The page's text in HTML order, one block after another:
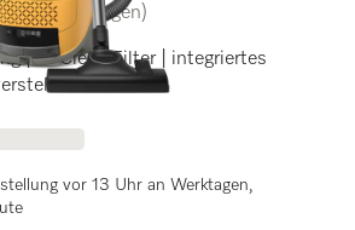
5
Bewertungen)
| AirClean Filter | integriertes
vor 13 Uhr an Werktagen,